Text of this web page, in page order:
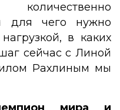
для чего нужно
в каких
сейчас с Линой
Рахлиным мы